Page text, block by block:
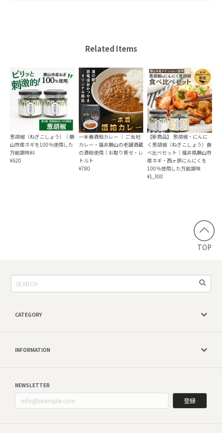
Related Items
葱胡椒（ねぎこしょう）｜勝
山市産ネギを100％使用した
万能調味料
¥620
一本義酒粕カレー ｜ ご当地
カレー・福井勝山の老舗酒蔵
の酒粕使用｜お取り寄せ・レ
トルト
¥780
【新商品】 葱胡椒・にんに
く葱胡椒（ねぎこしょう）食
べ比べセット｜福井県勝山市
産ネギ・西ヶ原にんにくを
100％使用した万能調味
¥1,300
TOP
CATEGORY
INFORMATION
NEWSLETTER
登録